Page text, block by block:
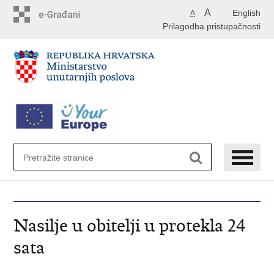
English
A A
Prilagodba pristupačnosti
Nasilje u obitelji u protekla 24
sata